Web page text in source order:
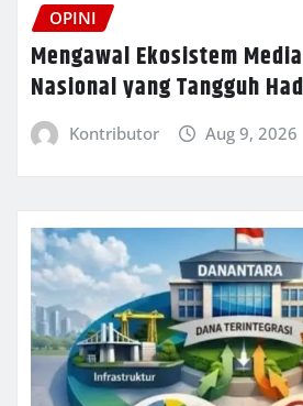
OPINI
Mengawal Ekosistem
Nasional yang Tangguh
Kontributor Aug 9, 2026